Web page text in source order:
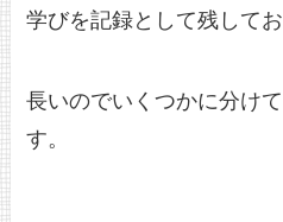
学びを記録として残して
長いのでいくつかに分け
す。